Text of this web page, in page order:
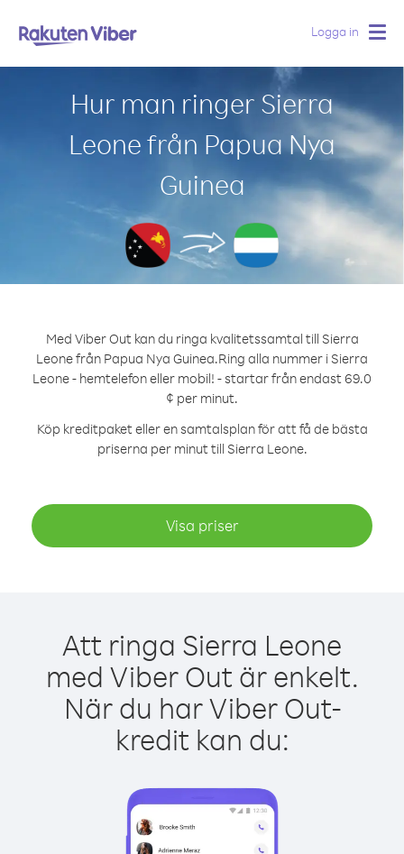
Logga in
Hur man ringer Sierra
Leone från Papua Nya
Guinea
Med Viber Out kan du ringa kvalitetssamtal till Sierra
Leone från Papua Nya Guinea.Ring alla nummer i Sierra
Leone - hemtelefon eller mobil! - startar från endast 69.0
¢ per minut.
Köp kreditpaket eller en samtalsplan för att få de bästa
priserna per minut till Sierra Leone.
Visa priser
Att ringa Sierra Leone
med Viber Out är enkelt.
När du har Viber Out-
kredit kan du: